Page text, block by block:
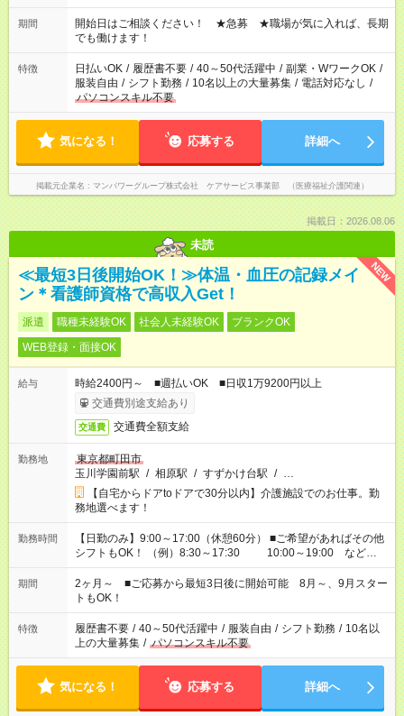
場合、他のお仕事と合わせ週40時間超の就業はご案内できませ
ん ※法令に基づき、週20時間以上勤務は社会保険への加入対象
となります ※労働者派遣法（日雇い派遣の原則禁止）により、
短時間・短期間の就業はご案内が難しい場合があります
期間
開始日はご相談ください！ ★急募 ★職場が気に入れば、長期
でも働けます！
特徴 日払いOK / 履歴書不要 / 40～50代活躍中 / 副業・WワークOK /
服装自由 / シフト勤務 / 10名以上の大量募集 / 電話対応なし /
パソコンスキル不要
気になる！ 応募する 詳細へ
掲載元企業名 マンパワーグループ株式会社 ケアサービス事業部 （医療福祉介護関連）
掲載日：2026.08.06
未読
NEW
≪最短3日後開始OK！≫体温・血圧の記録メイ
ン＊看護師資格で高収入Get！
派遣 職種未経験OK 社会人未経験OK
ブランクOK
WEB登録・面接OK
給与
時給2400円～ ■週払いOK ■日収1万9200円以上
交通費別途支給あり
交通費 交通費全額支給
勤務地
東京都町田市
玉川学園前駅 / 相原駅 / すずかけ台駅 / …
【自宅からドアtoドアで30分以内】介護施設でのお仕事。勤
務地選べます！
勤務時間
【日勤のみ】9:00～17:00（休憩60分） ■ご希望があればその他
シフトもOK！ （例）8:30～17:30 10:00～19:00 など
「家族とお休みを合わせたい」 「できれば残業はしたくない」
など、あなたのご希望に沿ったお仕事をご紹介します！ ※Wワ
ーク希望の方へ 今ご覧のお仕事で希望する勤務時間と、もう1つ
のお仕事の勤務時間。 合計で週40時間を超える場合は応募でき
ません
期間
2ヶ月～ ■ご応募から最短3日後に開始可能 8月～、9月スター
トもOK！
特徴 履歴書不要 / 40～50代活躍中 / 服装自由 / シフト勤務 / 10名以
上の大量募集 / パソコンスキル不要
気になる！ 応募する 詳細へ